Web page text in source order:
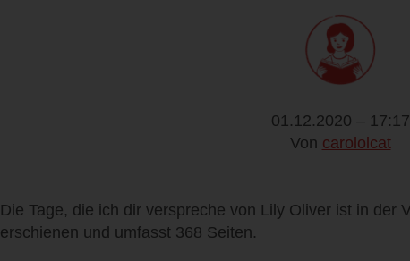
01.12.2020 – 17:17
Von carololcat
Die Tage, die ich dir verspreche von Lily Oliver ist in der
erschienen und umfasst 368 Seiten.